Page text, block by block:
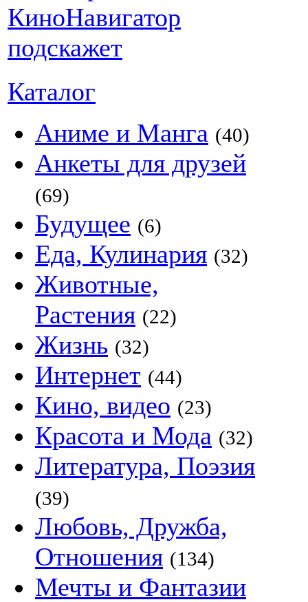
Каталог
Аниме и Манга (40)
Анкеты для друзей
(69)
Будущее (6)
Еда, Кулинария (32)
Животные,
Растения (22)
Жизнь (32)
Интернет (44)
Кино, видео (23)
Красота и Мода (32)
Литература, Поэзия
(39)
Любовь, Дружба,
Отношения (134)
Мечты и Фантазии